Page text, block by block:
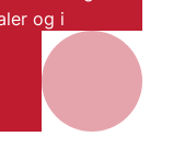
og i